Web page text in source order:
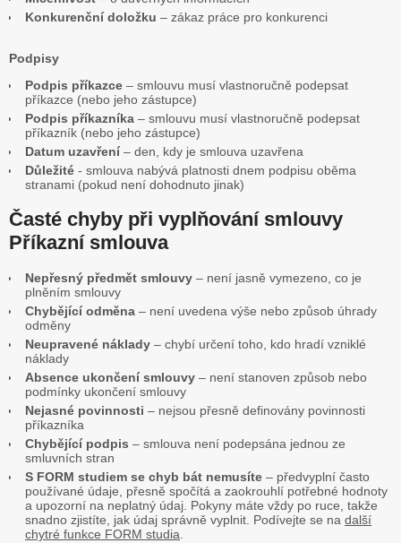
Konkurenční doložku – zákaz práce pro konkurenci
Podpisy
Podpis příkazce – smlouvu musí vlastnoručně podepsat
příkazce (nebo jeho zástupce)
Podpis příkazníka – smlouvu musí vlastnoručně podepsat
příkazník (nebo jeho zástupce)
Datum uzavření– den, kdy je smlouva uzavřena
Důležité - smlouva nabývá platnosti dnem podpisu oběma
stranami (pokud není dohodnuto jinak)
Časté chyby při vyplňování smlouvy
Příkazní smlouva
Nepřesný předmět smlouvy – není jasně vymezeno, co je
plněním smlouvy
Chybějící odměna – není uvedena výše nebo způsob úhrady
odměny
Neupravené náklady – chybí určení toho, kdo hradí vzniklé
náklady
Absence ukončení smlouvy – není stanoven způsob nebo
podmínky ukončení smlouvy
Nejasné povinnosti – nejsou přesně definovány povinnosti
příkazníka
Chybějící podpis – smlouva není podepsána jednou ze
smluvních stran
S FORM studiem se chyb bát nemusíte – předvyplní často
používané údaje, přesně spočítá a zaokrouhlí potřebné hodnoty
a upozorní na neplatný údaj. Pokyny máte vždy po ruce, takže
snadno zjistíte, jak údaj správně vyplnit. Podívejte se na další
chytré funkce FORM studia